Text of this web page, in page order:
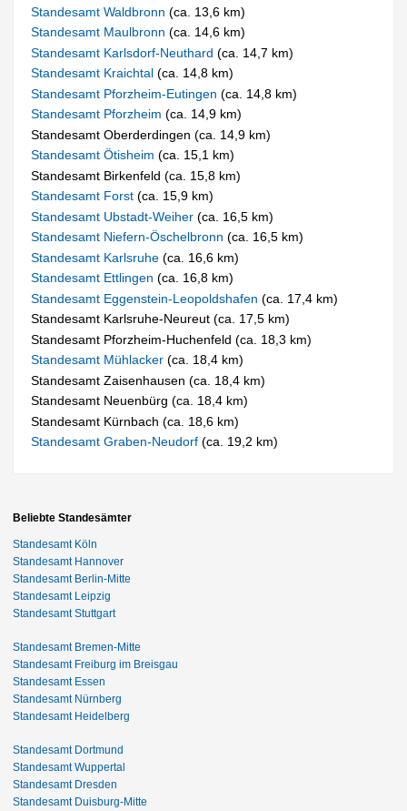
Standesamt Waldbronn(ca. 13,6 km)
Standesamt Maulbronn(ca. 14,6 km)
Standesamt Karlsdorf-Neuthard(ca. 14,7 km)
Standesamt Kraichtal(ca. 14,8 km)
Standesamt Pforzheim-Eutingen(ca. 14,8 km)
Standesamt Pforzheim(ca. 14,9 km)
Standesamt Oberderdingen (ca. 14,9 km)
Standesamt Ötisheim(ca. 15,1 km)
Standesamt Birkenfeld (ca. 15,8 km)
Standesamt Forst(ca. 15,9 km)
Standesamt Ubstadt-Weiher(ca. 16,5 km)
Standesamt Niefern-Öschelbronn(ca. 16,5 km)
Standesamt Karlsruhe(ca. 16,6 km)
Standesamt Ettlingen(ca. 16,8 km)
Standesamt Eggenstein-Leopoldshafen(ca. 17,4 km)
Standesamt Karlsruhe-Neureut (ca. 17,5 km)
Standesamt Pforzheim-Huchenfeld (ca. 18,3 km)
Standesamt Mühlacker(ca. 18,4 km)
Standesamt Zaisenhausen (ca. 18,4 km)
Standesamt Neuenbürg (ca. 18,4 km)
Standesamt Kürnbach (ca. 18,6 km)
Standesamt Graben-Neudorf(ca. 19,2 km)
Beliebte Standesämter
Standesamt Köln
Standesamt Hannover
Standesamt Berlin-Mitte
Standesamt Leipzig
Standesamt Stuttgart
Standesamt Bremen-Mitte
Standesamt Freiburg im Breisgau
Standesamt Essen
Standesamt Nürnberg
Standesamt Heidelberg
Standesamt Dortmund
Standesamt Wuppertal
Standesamt Dresden
Standesamt Duisburg-Mitte